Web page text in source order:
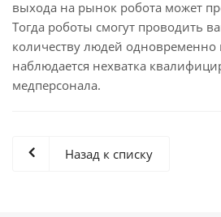
выхода на рынок робота может
Тогда роботы смогут проводить
количеству людей одновременно
наблюдается нехватка
медперсонала.
Назад к списку